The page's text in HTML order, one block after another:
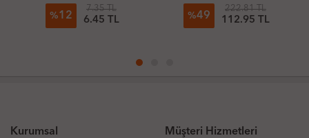
%49 % 16
Kurumsal Müşteri Hizmetleri